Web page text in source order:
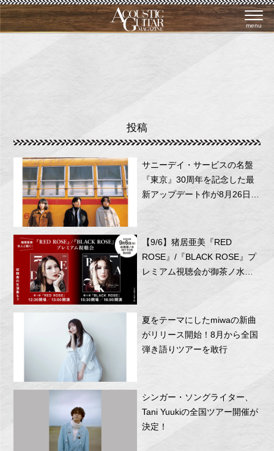
menu
投稿
サニーデイ・サービスの名盤
『東京』30周年を記念した最
新アップデート作が8月26日に
リリース！
【9/6】猪居亜美『RED
ROSE』/『BLACK ROSE』プ
レミアム視聴会が御茶ノ水
夏をテーマにしたmiwaの新曲
がリリース開始！8月から全国
弾き語りツアーを敢行
シンガー・ソングライター、
Tani Yuukiの全国ツアー開催が
決定！